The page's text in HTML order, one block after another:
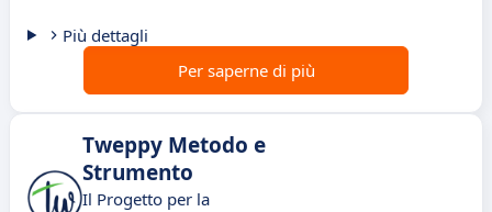
Più dettagli
Per saperne di più
Tweppy Metodo e
Strumento
Il Progetto per la